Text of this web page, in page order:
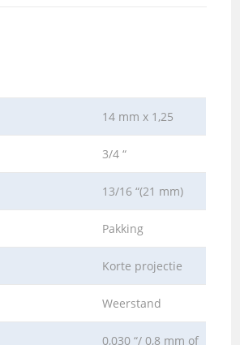
14 mm x 1,25
3/4 “
13/16 “(21 mm)
Pakking
Korte projectie
Weerstand
0,030 “/ 0,8 mm of